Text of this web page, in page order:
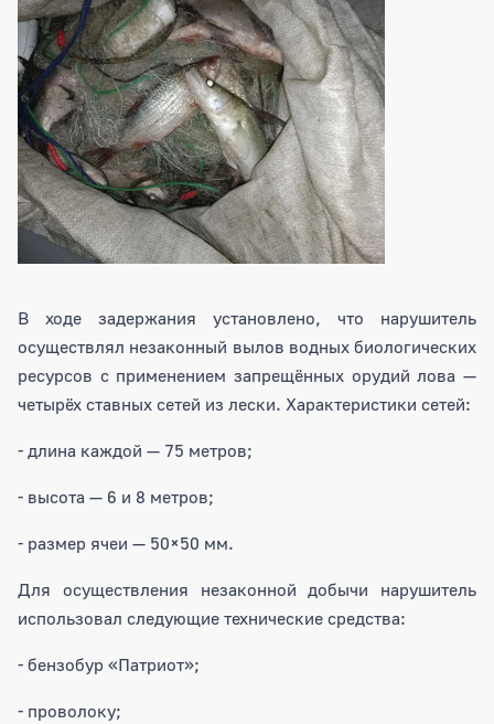
В ходе задержания установлено, что нарушитель
осуществлял незаконный вылов водных биологических
ресурсов с применением запрещённых орудий лова —
четырёх ставных сетей из лески. Характеристики сетей:
- длина каждой — 75 метров;
- высота — 6 и 8 метров;
- размер ячеи — 50×50 мм.
Для осуществления незаконной добычи нарушитель
использовал следующие технические средства:
- бензобур «Патриот»;
- проволоку;